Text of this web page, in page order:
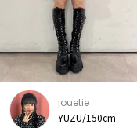
jouetie
YUZU/150cm